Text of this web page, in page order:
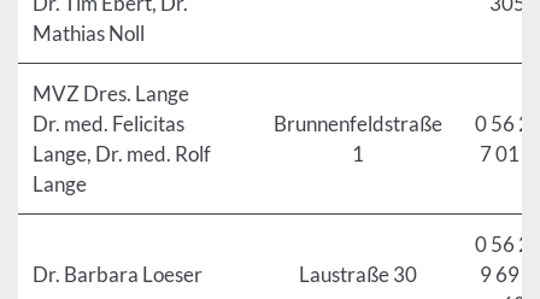
Mathias Noll
MVZ Dres. Lange
Dr. med. Felicitas
Lange, Dr. med. Rolf
Lange
Brunnenfeldstraße
1
0 56
7 01
Dr. Barbara Loeser Laustraße 30
0 56
9 69